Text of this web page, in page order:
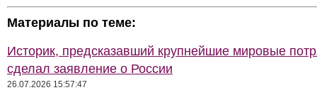
Материалы по теме:
Историк, предсказавший крупнейшие мировые
сделал заявление о России
26.07.2026 15:57:47